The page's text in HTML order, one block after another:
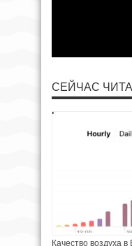
СЕЙЧАС
Качество воздуха